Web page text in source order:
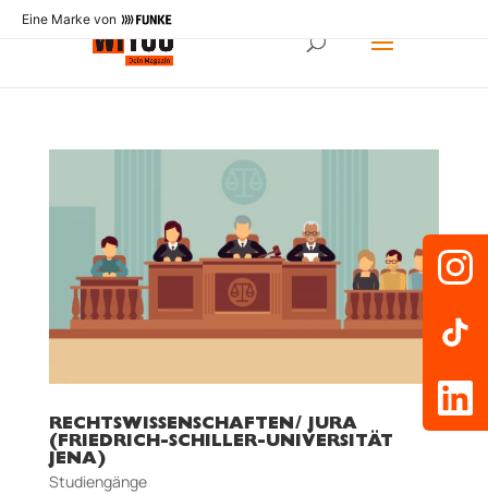
Eine Marke von
RECHTSWISSENSCHAFTEN/ JURA
(FRIEDRICH-SCHILLER-UNIVERSITÄT
JENA)
Studiengänge